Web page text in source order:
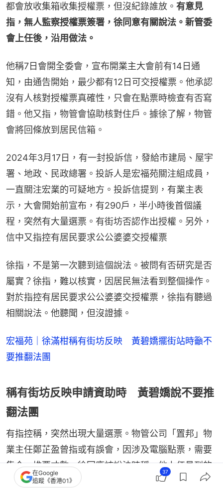
都會放收集箱收集授權票，但沒紀錄誰放。 有意見
指，無人監察授權票簽署，徐同意有關說法。新管委
會上任後，沿用做法。
他稱7日會開全委會，宣布開業主大會前有14日通
知，由通告開始，最少都有12日可交授權票。他承認
沒有人核對授權票真確性，只會在點票時檢查有否寫
錯。他又指，物管會協助核對住戶。據徐了解，物管
會將回條放到居民信箱。
2024年3月17日，有一封投訴信，發給市建局、屋宇
署、地政、民政總署。投訴人是宏福苑關注組成員，
一直關注宏業的可疑地方。投訴信提到，有業主表
示，大會開始前宣布，有290戶，半小時後首個議
程，突然有大量選票。有街坊否認作出授權。另外，
信中又指控有居民要求公公婆婆交授權票
徐指，不是第一次聽到這個說法。被問有否研究是否
屬實？徐指，難以核實，因居民無法看到整個操作。
對於指控有居民要求公公婆婆交授權票，徐指有聽過
相關說法。他聽聞，但沒證據。
宏福苑｜徐滿柑稱有街坊反映 黃碧嬌擺街站時籲不
要推翻法團
稱有街坊反映申請資助時 黃碧嬌說不要推
翻法團
有指控稱，突然出現大量選票。物管公司「置邦」物
業主任鄭芷盈曾指或有誤會，因涉及電腦點票，需要
集合一堆票才數。徐回應該說法時稱，他上任見到的
做法時，派出來的票數有業權份數，他認知是開會前
在Google
追蹤《香港01》
37